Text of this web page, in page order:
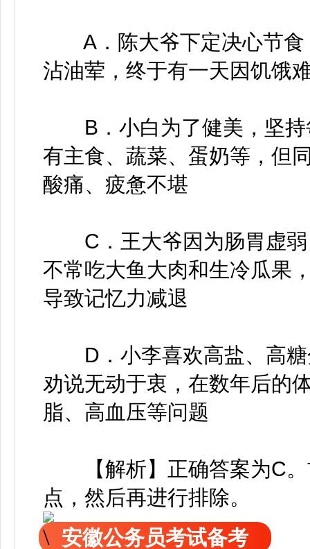
A．陈大爷下定决心节食
沾油荤，终于有一天因饥饿
B．小白为了健美，坚持
有主食、蔬菜、蛋奶等，但
酸痛、疲惫不堪
C．王大爷因为肠胃虚弱
不常吃大鱼大肉和生冷瓜果
导致记忆力减退
D．小李喜欢高盐、高糖
劝说无动于衷，在数年后的
脂、高血压等问题
【解析】正确答案为C。
点，然后再进行排除。
安徽公务员考试备考